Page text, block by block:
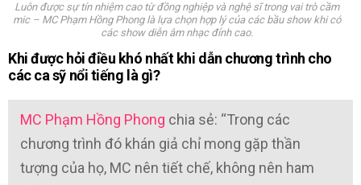
Luôn được sự tín nhiệm cao từ đồng nghiệp và nghệ sĩ trong vai trò cầm
mic – MC Phạm Hồng Phong là lựa chọn hợp lý của các bầu show khi có
các show diễn âm nhạc đỉnh cao.
Khi được hỏi điều khó nhất khi dẫn chương trình cho
các ca sỹ nổi tiếng là gì?
MC Phạm Hồng Phong chia sẻ: “Trong các
chương trình đó khán giả chỉ mong gặp thần
tượng của họ, MC nên tiết chế, không nên ham